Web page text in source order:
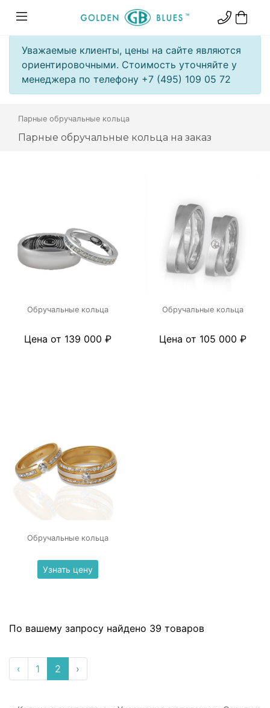
Уважаемые клиенты, цены на сайте являются
ориентировочными. Стоимость уточняйте у
менеджера по телефону +7 (495) 109 05 72
Парные обручальные кольца
Парные обручальные кольца на заказ
Обручальные кольца
Цена от 139 000 ₽
Обручальные кольца
Цена от 105 000 ₽
Обручальные кольца
Узнать цену
По вашему запросу найдено 39 товаров
‹ 1 2 ›